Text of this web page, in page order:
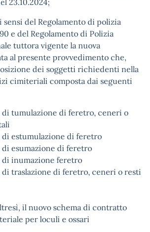
23.10.2024;
sensi del Regolamento di polizia
e del Regolamento di Polizia
tuttora vigente la nuova
al presente provvedimento che,
dei soggetti richiedenti nella
cimiteriali composta dai seguenti
di tumulazione di feretro, ceneri o
di estumulazione di feretro
di esumazione di feretro
di inumazione feretro
di traslazione di feretro, ceneri o resti
il nuovo schema di contratto
per loculi e ossari